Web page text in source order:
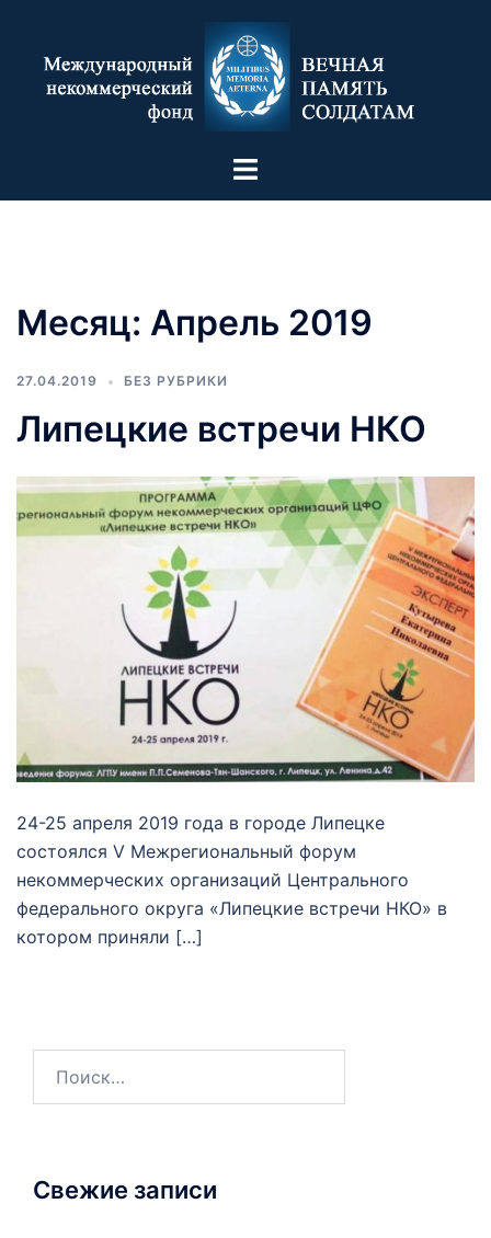
Месяц: Апрель 2019
27.04.2019 БЕЗ РУБРИКИ
Липецкие встречи НКО
24-25 апреля 2019 года в городе Липецке
состоялся V Межрегиональный форум
некоммерческих организаций Центрального
федерального округа «Липецкие встречи НКО» в
котором приняли […]
Свежие записи